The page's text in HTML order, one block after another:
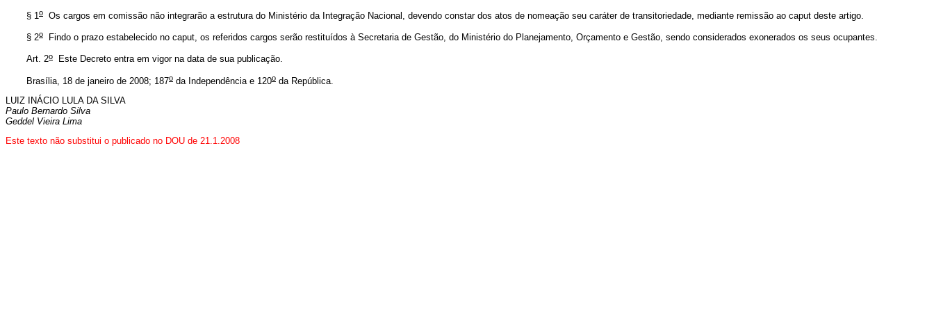
§ 1 o Os cargos em comissão não integrarão a estrutura do Ministério da Integração Nacional, devendo constar dos atos de nomeação seu caráter de transitoriedade, mediante remissão ao caput deste artigo.
§ 2o Findo o prazo estabelecido no caput, os referidos cargos serão restituídos à Secretaria de Gestão, do Ministério do Planejamento, Orçamento e Gestão, sendo considerados exonerados os seus ocupantes.
Art. 2o Este Decreto entra em vigor na data de sua publicação.
Brasília, 18 de janeiro de 2008; 187o da Independência e 120o da República.
LUIZ INÁCIO LULA DA SILVA
Paulo Bernardo Silva
Geddel Vieira Lima
Este texto não substitui o publicado no DOU de 21.1.2008